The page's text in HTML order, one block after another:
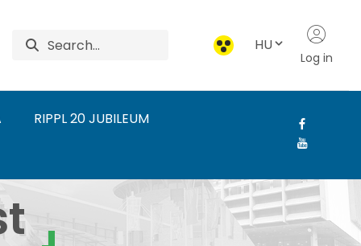
HU
Log in
RIPPL 20 JUBILEUM
Művészeti